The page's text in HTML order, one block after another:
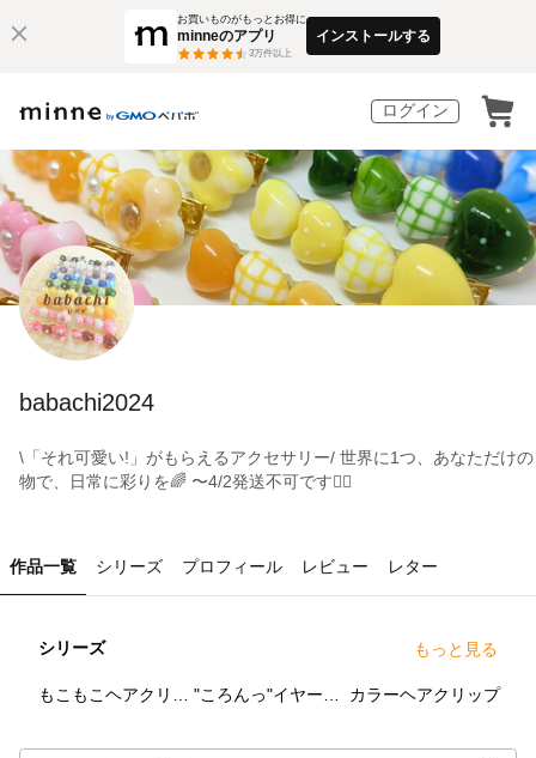
お買いものがもっとお得に
minneのアプリ
3万件以上
インストールする
ログイン
babachi2024
\「それ可愛い!」がもらえるアクセサリー/ 世界に1つ、あなただけの
物で、日常に彩りを🌈 〜4/2発送不可です🙇‍♀
作品一覧 シリーズ プロフィール レビュー レター
シリーズ もっと見る
カラーヘアクリップ